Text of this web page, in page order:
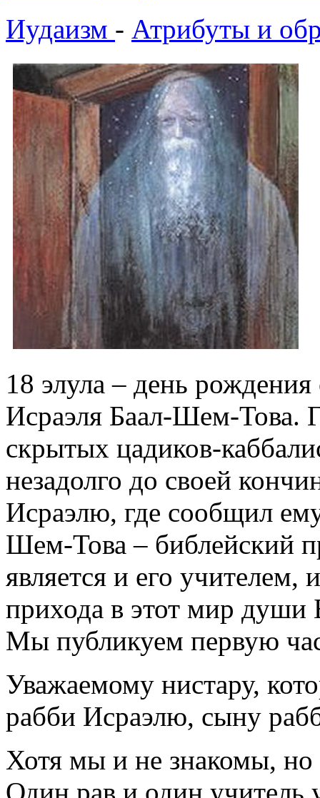
Иудаизм - Атрибуты и
18 элула – день
Исраэля Баал-Шем-Това.
скрытых цадиков-
незадолго до своей
Исраэлю, где сообщил
Шем-Това – библейский
является и его
прихода в этот мир
Мы публикуем первую
Уважаемому нистару,
рабби Исраэлю, сыну
Хотя мы и не знакомы,